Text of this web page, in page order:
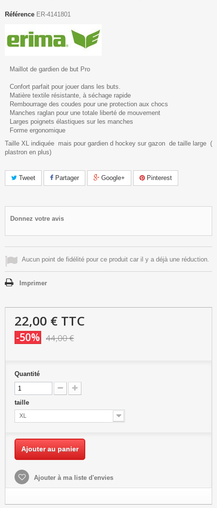
Référence ER-4141801
Maillot de gardien de but Pro
Confort parfait pour jouer dans les buts.
Matière textile résistante, à séchage rapide
Rembourrage des coudes pour une protection aux chocs
Manches raglan pour une totale liberté de mouvement
Larges poignets élastiques sur les manches
Forme ergonomique
Taille XL indiquée mais pour gardien d hockey sur gazon de taille large (
plastron en plus)
Tweet Partager Google+ Pinterest
Donnez votre avis
Aucun point de fidélité pour ce produit car il y a déjà une réduction.
Imprimer
22,00 € TTC
-50% 44,00 €
Quantité
taille
XL
Ajouter au panier
Ajouter à ma liste d'envies